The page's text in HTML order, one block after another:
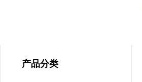
产品分类